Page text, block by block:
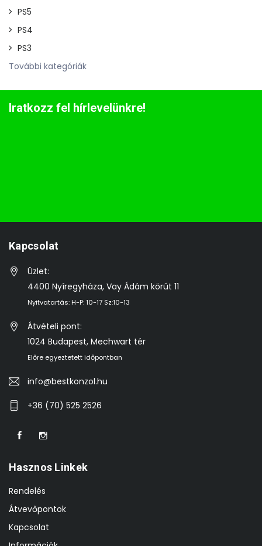
PS5
PS4
PS3
További kategóriák
Iratkozz fel hírlevelünkre!
Kapcsolat
Üzlet:
4400 Nyíregyháza, Vay Ádám körút 11
Nyitvatartás: H-P: 10-17 Sz:10-13
Átvételi pont:
1024 Budapest, Mechwart tér
Előre egyeztetett időpontban
info@bestkonzol.hu
+36 (70) 525 2526
Hasznos Linkek
Rendelés
Átvevőpontok
Kapcsolat